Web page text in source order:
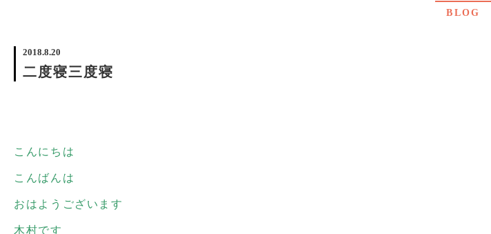
BLOG
2018.8.20
二度寝三度寝
こんにちは
こんばんは
おはようございます
木村です